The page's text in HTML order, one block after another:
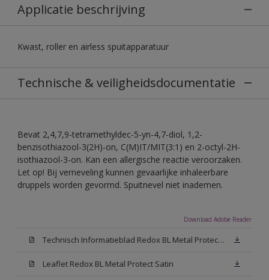
Applicatie beschrijving
Kwast, roller en airless spuitapparatuur
Technische & veiligheidsdocumentatie
Bevat 2,4,7,9-tetramethyldec-5-yn-4,7-diol, 1,2-
benzisothiazool-3(2H)-on, C(M)IT/MIT(3:1) en 2-octyl-2H-
isothiazool-3-on. Kan een allergische reactie veroorzaken.
Let op! Bij verneveling kunnen gevaarlijke inhaleerbare
druppels worden gevormd. Spuitnevel niet inademen.
Download Adobe Reader
Technisch Informatieblad Redox BL Metal Protect (PDF)
Leaflet Redox BL Metal Protect Satin